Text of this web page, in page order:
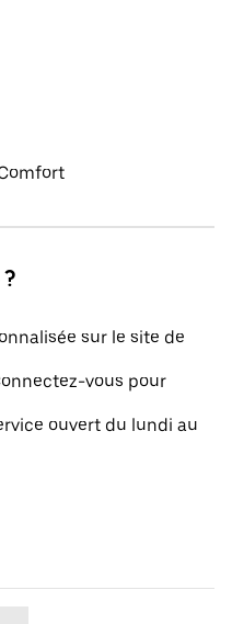
sur le site de
vous pour
ouvert du lundi au